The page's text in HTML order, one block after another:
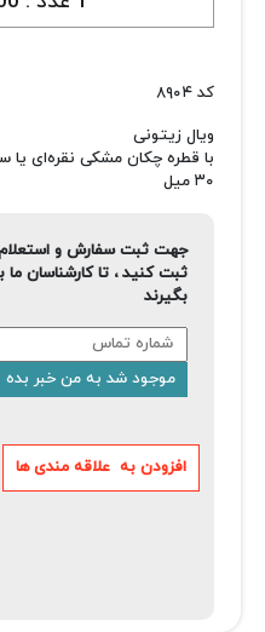
کد ۸۹۰۴
ویال زیتونی
با قطره چکان مشکی نقره‌ای یا
۳۰ میل
جهت ثبت سفارش و
ثبت کنید ، تا کارشناسان
بگیرند